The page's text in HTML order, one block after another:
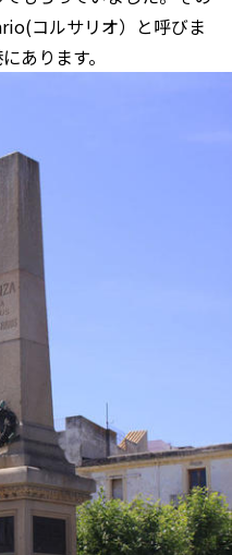
コルサリオ）と呼びま
あります。